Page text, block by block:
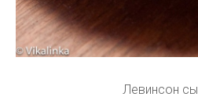
Левинсон